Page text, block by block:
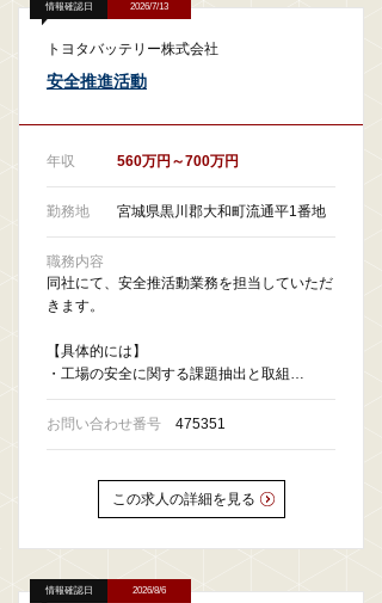
情報確認日 2026/7/13
トヨタバッテリー株式会社
安全推進活動
年収 560万円～700万円
勤務地 宮城県黒川郡大和町流通平1番地
職務内容
同社にて、安全推活動業務を担当していただ
きます。
【具体的には】
・工場の安全に関する課題抽出と取組…
お問い合わせ番号 475351
この求人の詳細を見る
情報確認日 2026/8/6